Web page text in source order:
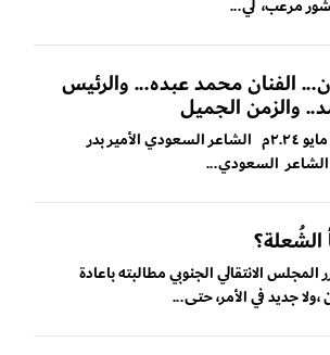
مرعب، لي...
الفنان محمد عبده... والرئيس
والزمن الجميل
توفي اليوم ال ٤ من مايو ٢.٢٤م الشاعر السعودي الأمير بدر
السعودي...
الانتقالي الجنوبي مطالبته باعادة
جديد في الأمر، حتى...